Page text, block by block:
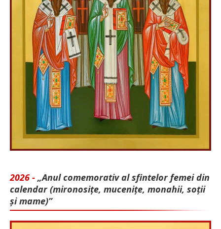
2026 - „Anul comemorativ al sfintelor femei din
calendar (mironosițe, mu­cenițe, monahii, soții
și mame)”